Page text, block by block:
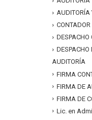
AUDITORÍA
CONTADOR
DESPACHO
DESPACHO
AUDITORÍA
FIRMA
FIRMA DE
FIRMA DE
Lic. en